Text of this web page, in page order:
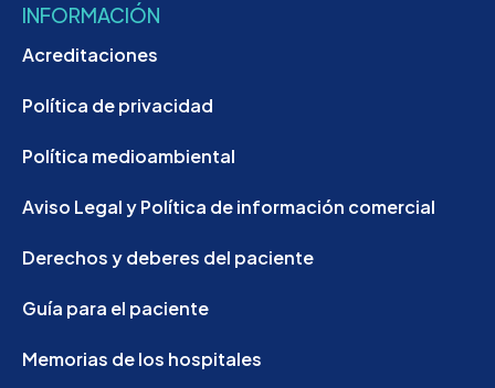
INFORMACIÓN
Acreditaciones
Política de privacidad
Política medioambiental
Aviso Legal y Política de información comercial
Derechos y deberes del paciente
Guía para el paciente
Memorias de los hospitales